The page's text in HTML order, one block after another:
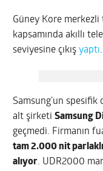
Güney Kore
kapsamında akıllı
seviyesine çıkışyaptı.
Samsung’un
alt şirketiSamsung
geçmedi. Firmanın
tam 2.000 nit
alıyor. UDR2000